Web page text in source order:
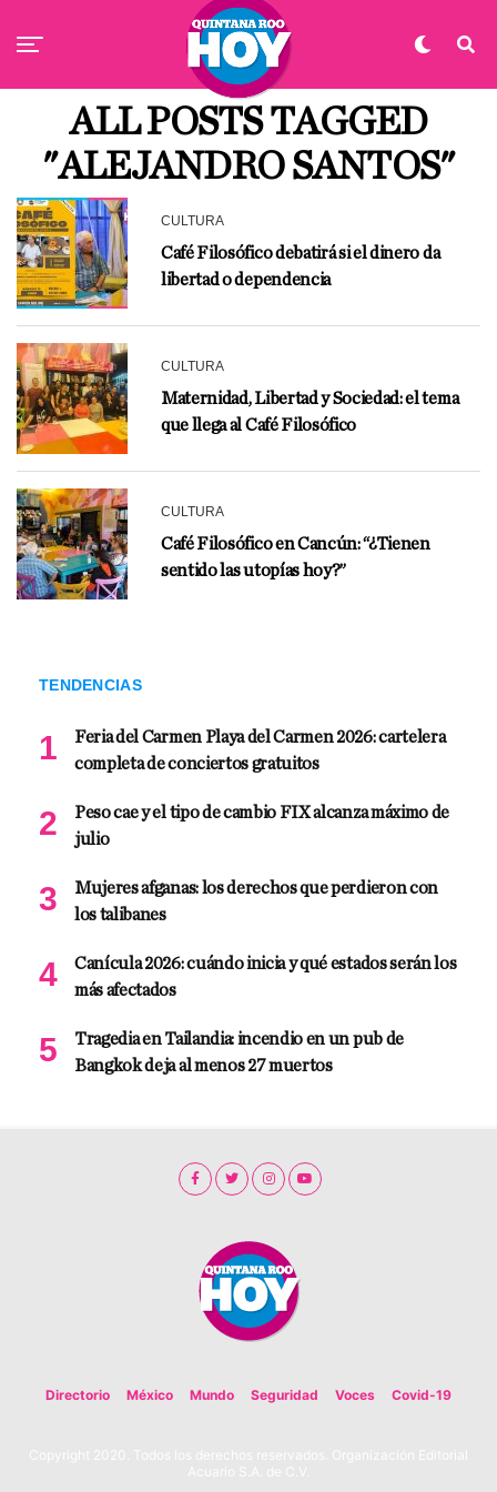
ALL POSTS TAGGED
"ALEJANDRO SANTOS"
CULTURA
Café Filosófico debatirá si el dinero da
libertad o dependencia
CULTURA
Maternidad, Libertad y Sociedad: el tema
que llega al Café Filosófico
CULTURA
Café Filosófico en Cancún: “¿Tienen
sentido las utopías hoy?”
TENDENCIAS
Feria del Carmen Playa del Carmen 2026: cartelera
completa de conciertos gratuitos
Peso cae y el tipo de cambio FIX alcanza máximo de
julio
Mujeres afganas: los derechos que perdieron con
los talibanes
Canícula 2026: cuándo inicia y qué estados serán los
más afectados
Tragedia en Tailandia: incendio en un pub de
Bangkok deja al menos 27 muertos
Directorio México Mundo Seguridad Voces Covid-19